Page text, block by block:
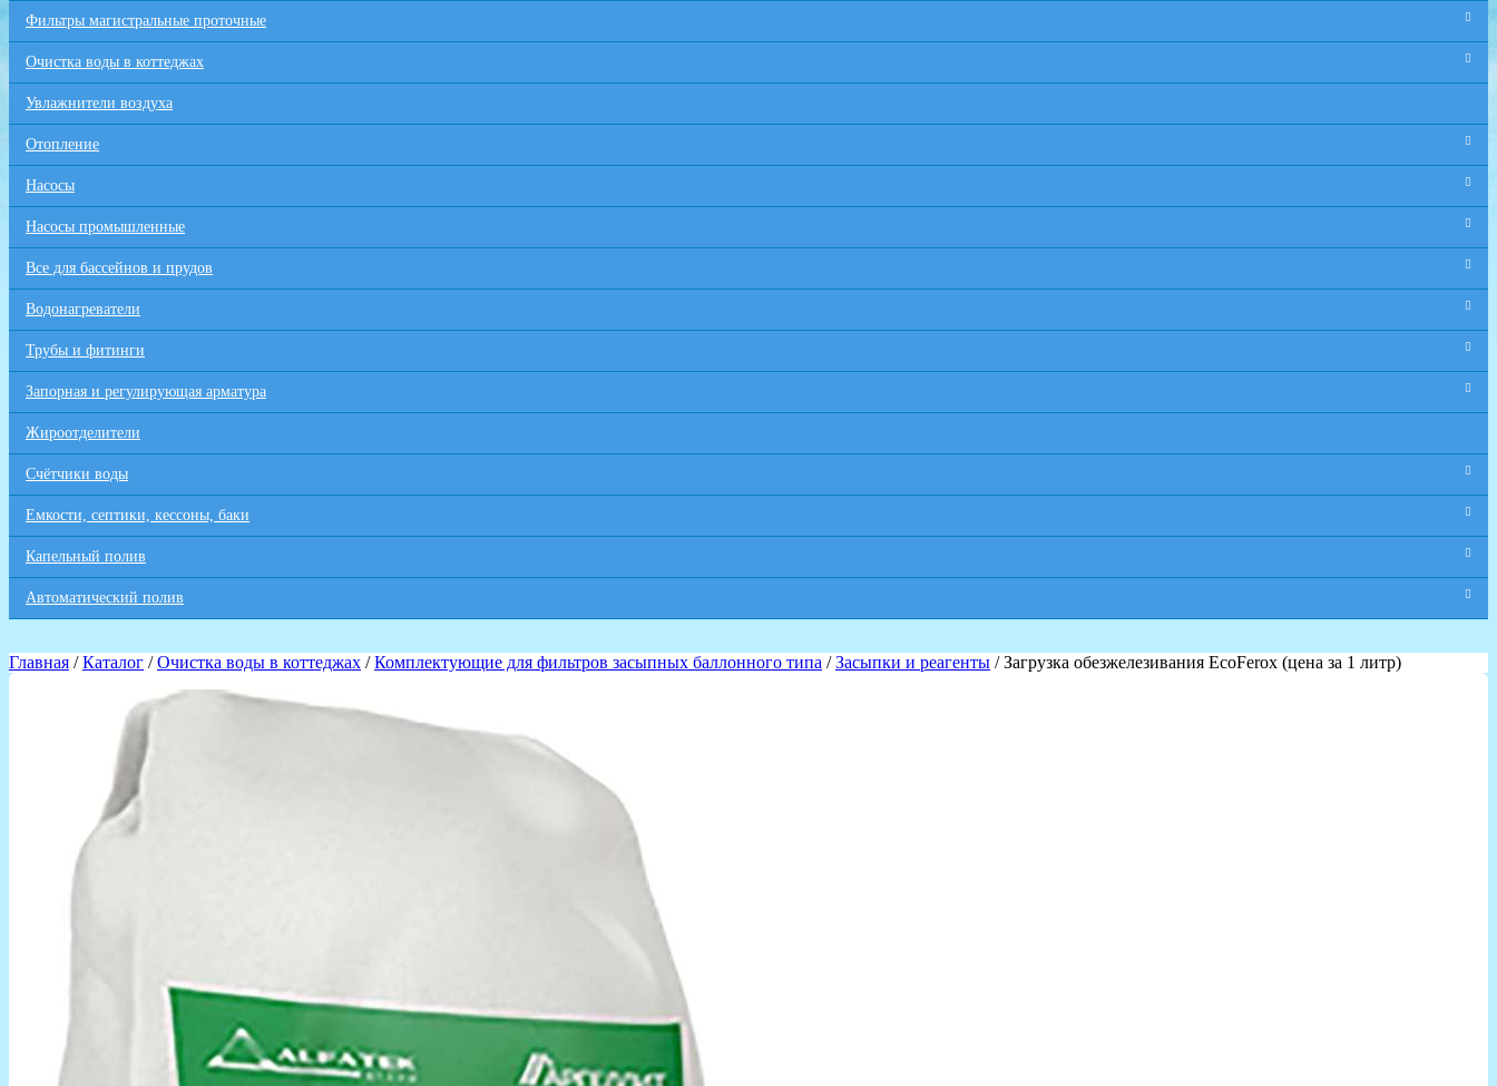
Фильтры магистральные проточные
Очистка воды в коттеджах
Увлажнители воздуха
Отопление
Насосы
Насосы промышленные
Все для бaссейнов и прудов
Водонагреватели
Трубы и фитинги
Запорная и регулирующая арматура
Жироотделители
Счётчики воды
Емкости, септики, кессоны, баки
Капельный полив
Автоматический полив
Главная /Каталог /Очистка воды в коттеджах /Комплектующие для фильтров засыпных баллонного типа /Засыпки и реагенты / Загрузка обезжелезивания EcoFerox (цена за 1 литр)